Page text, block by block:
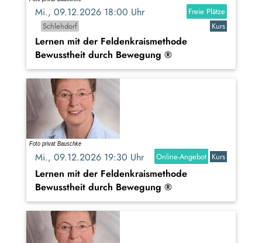
Mi., 09.12.2026 18:00 Uhr
Freie Plätze
Schlehdorf
Kurs
Lernen mit der Feldenkraismethode
Bewusstheit durch Bewegung ®
Mi., 09.12.2026 19:30 Uhr Online-Angebot Kurs
Lernen mit der Feldenkraismethode
Bewusstheit durch Bewegung ®